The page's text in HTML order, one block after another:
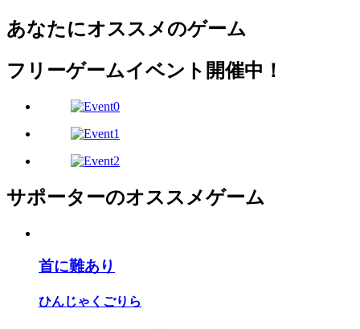
あなたにオススメのゲーム
フリーゲームイベント開催中！
サポーターのオススメゲーム
首に難あり
ひんじゃくごりら